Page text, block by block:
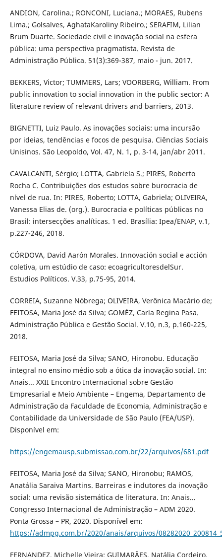
ANDION, Carolina.; RONCONI, Luciana.; MORAES, Rubens
Lima.; Golsalves, AghataKaroliny Ribeiro.; SERAFIM, Lilian
Brum Duarte. Sociedade civil e inovação social na esfera
pública: uma perspectiva pragmatista. Revista de
Administração Pública. 51(3):369-387, maio - jun. 2017.
BEKKERS, Victor; TUMMERS, Lars; VOORBERG, William. From
public innovation to social innovation in the public sector: A
literature review of relevant drivers and barriers, 2013.
BIGNETTI, Luiz Paulo. As inovações sociais: uma incursão
por ideias, tendências e focos de pesquisa. Ciências Sociais
Unisinos. São Leopoldo, Vol. 47, N. 1, p. 3-14, jan/abr 2011.
CAVALCANTI, Sérgio; LOTTA, Gabriela S.; PIRES, Roberto
Rocha C. Contribuições dos estudos sobre burocracia de
nível de rua. In: PIRES, Roberto; LOTTA, Gabriela; OLIVEIRA,
Vanessa Elias de. (org.). Burocracia e políticas públicas no
Brasil: intersecções analíticas. 1 ed. Brasília: Ipea/ENAP, v.1,
p.227-246, 2018.
CÓRDOVA, David Aarón Morales. Innovación social e acción
coletiva, um estúdio de caso: ecoagricultoresdelSur.
Estudios Políticos. V.33, p.75-95, 2014.
CORREIA, Suzanne Nóbrega; OLIVEIRA, Verônica Macário de;
FEITOSA, Maria José da Silva; GOMÉZ, Carla Regina Pasa.
Administração Pública e Gestão Social. V.10, n.3, p.160-225,
2018.
FEITOSA, Maria José da Silva; SANO, Hironobu. Educação
integral no ensino médio sob a ótica da inovação social. In:
Anais... XXII Encontro Internacional sobre Gestão
Empresarial e Meio Ambiente – Engema, Departamento de
Administração da Faculdade de Economia, Administração e
Contabilidade da Universidade de São Paulo (FEA/USP).
Disponível em:
https://engemausp.submissao.com.br/22/arquivos/681.pdf
FEITOSA, Maria José da Silva; SANO, Hironobu; RAMOS,
Anatália Saraiva Martins. Barreiras e indutores da inovação
social: uma revisão sistemática de literatura. In: Anais...
Congresso Internacional de Administração – ADM 2020.
Ponta Grossa – PR, 2020. Disponível em:
https://admpg.com.br/2020/anais/arquivos/
FERNANDEZ, Michelle Vieira; GUIMARÃES, Natália Cordeiro.